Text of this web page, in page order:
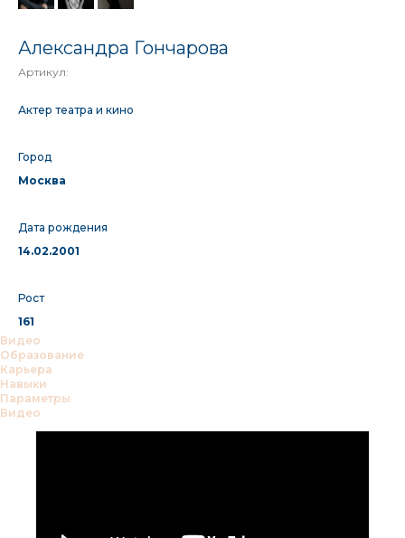
Александра Гончарова
Артикул:
Актер театра и кино
Город
Москва
Дата рождения
14.02.2001
Рост
161
Видео
Образование
Карьера
Навыки
Параметры
Видео